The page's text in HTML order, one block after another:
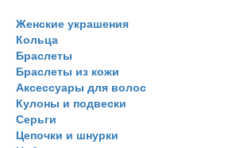
Женские украшения
Кольца
Браслеты
Браслеты из кожи
Аксессуары для волос
Кулоны и подвески
Серьги
Цепочки и шнурки